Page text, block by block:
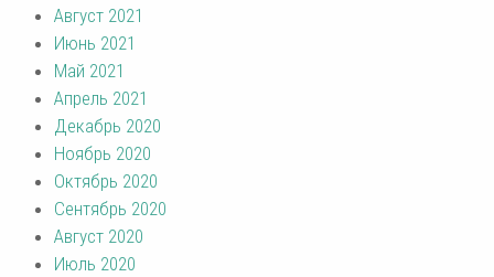
Август 2021
Июнь 2021
Май 2021
Апрель 2021
Декабрь 2020
Ноябрь 2020
Октябрь 2020
Сентябрь 2020
Август 2020
Июль 2020